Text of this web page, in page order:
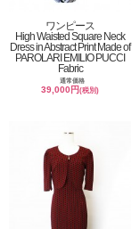
ワンピース
High Waisted Square Neck
Dress in Abstract Print Made of
PAROLARI EMILIO PUCCI
Fabric
通常価格
39,000円(税別)